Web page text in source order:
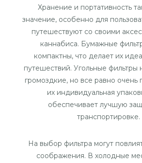
Хранение и портативность
значение, особенно для
путешествуют со своими
каннабиса. Бумажные
компактны, что делает их
путешествий. Угольные фильтры
громоздкие, но все равно очень
их индивидуальная
обеспечивает лучшую
транспортировке.
На выбор фильтра могут
соображения. В холодные